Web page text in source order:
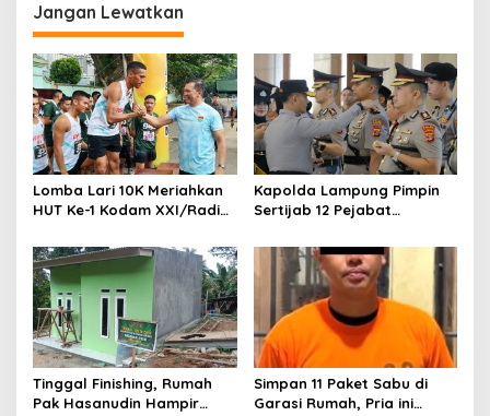
a
s
i
p
o
s
Jangan Lewatkan
Lomba Lari 10K Meriahkan
HUT Ke-1 Kodam XXI/Radin
Kapolda Lampung Pimpin
Sertijab 12 Pejabat
Organisasi dan Pelayanan
Polri Presisi
Tinggal Finishing, Rumah
Pak Hasanudin Hampir
Simpan 11 Paket Sabu di
Garasi Rumah, Pria ini